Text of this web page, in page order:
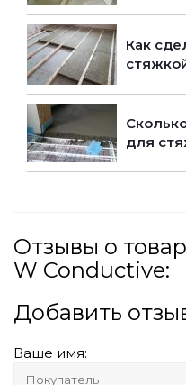
Как
для
Отзывы о
W Conductive:
Добавить
Ваше имя: